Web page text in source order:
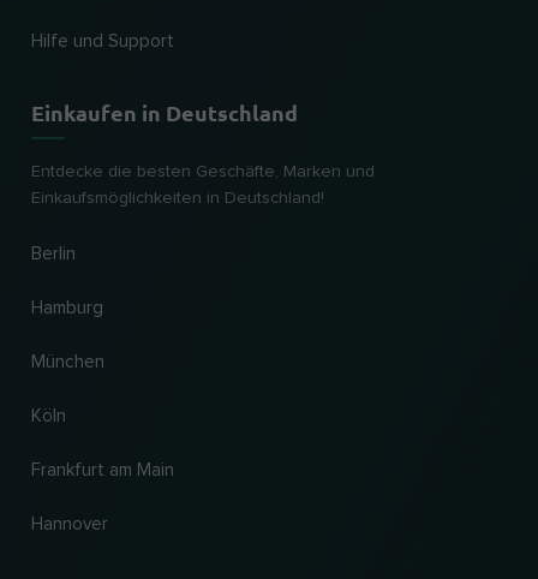
Hilfe und Support
Einkaufen in Deutschland
Entdecke die besten Geschäfte, Marken und
Einkaufsmöglichkeiten in Deutschland!
Berlin
Hamburg
München
Köln
Frankfurt am Main
Hannover